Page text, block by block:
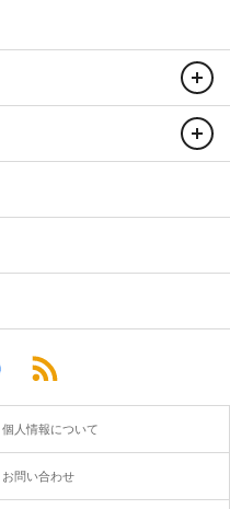
個人情報について
お問い合わせ